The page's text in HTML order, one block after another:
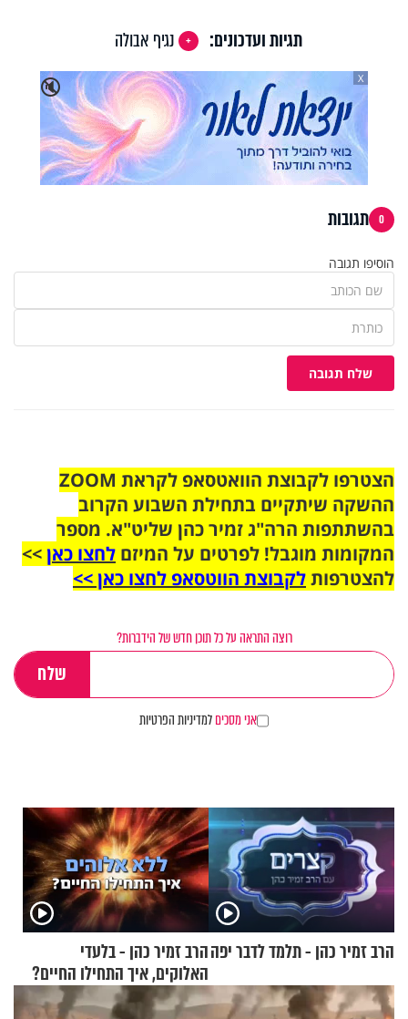
תגיות ועדכונים:
נגיף אבולה
🔇
X
0 תגובות
הוסיפו תגובה
שלח תגובה
הצטרפו לקבוצת הוואטסאפ לקראת ZOOM
ההשקה שיתקיים בתחילת השבוע הקרוב
בהשתתפות הרה"ג זמיר כהן שליט"א. מספר
המקומות מוגבל! לפרטים על המיזם לחצו כאן>>
להצטרפותלקבוצת הווטסאפ לחצו כאן >>
רוצה התראה על כל תוכן חדש של הידברות?
אני מסכיםלמדיניות הפרטיות
הרב זמיר כהן - תלמד לדבר יפההרב זמיר כהן - בלעדי
האלוקים, איך התחילו החיים?